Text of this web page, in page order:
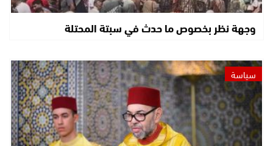
وجهة نظر بخصوص ما حدث في سبتة المحتلة
سياسة